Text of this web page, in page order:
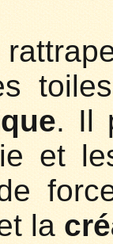
. Il
et
la